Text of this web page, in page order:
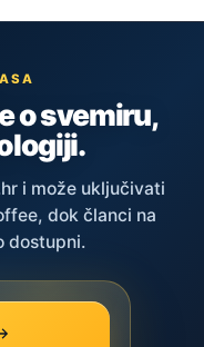
o svemiru,
i može uključivati
dok članci na
dostupni.